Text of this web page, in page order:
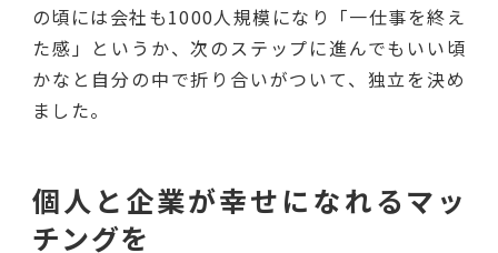
の頃には会社も1000人規模になり「一仕事を終え
た感」というか、次のステップに進んでもいい頃
かなと自分の中で折り合いがついて、独立を決め
ました。
個人と企業が幸せになれるマッ
チングを